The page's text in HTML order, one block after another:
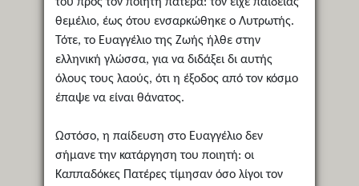
θεμέλιο, έως ότου ενσαρκώθηκε ο Λυτρωτής.
Τότε, το Ευαγγέλιο της Ζωής ήλθε στην
ελληνική γλώσσα, για να διδάξει δι αυτής
όλους τους λαούς, ότι η έξοδος από τον κόσμο
έπαψε να είναι θάνατος.
Ωστόσο, η παίδευση στο Ευαγγέλιο δεν
σήμανε την κατάργηση του ποιητή: οι
Καππαδόκες Πατέρες τίμησαν όσο λίγοι τον